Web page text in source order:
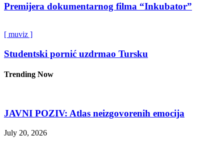
Premijera dokumentarnog filma “Inkubator”
[ muviz ]
Studentski pornić uzdrmao Tursku
Trending Now
JAVNI POZIV: Atlas neizgovorenih emocija
July 20, 2026